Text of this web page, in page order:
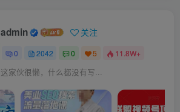
admin 关注
0 2042 0 5 11.8W+
这家伙很懒，什么都没有写...